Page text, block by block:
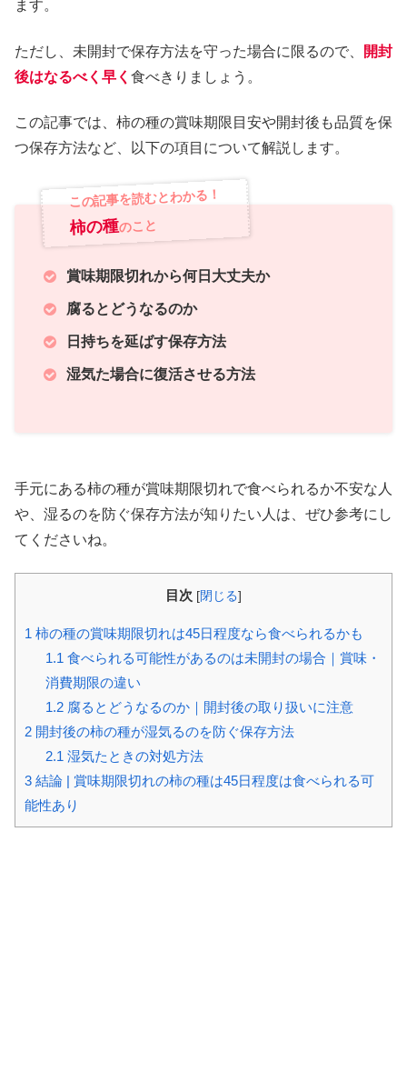
ます。
ただし、未開封で保存方法を守った場合に限るので、
開封
後はなるべく早く 食べきりましょう。
この記事では、柿の種の賞味期限目安や開封後も品質を保
つ保存方法など、以下の項目について解説します。
この記事を読むとわかる！
柿の種のこと
賞味期限切れから何日大丈夫か
腐るとどうなるのか
日持ちを延ばす保存方法
湿気た場合に復活させる方法
手元にある柿の種が賞味期限切れで食べられるか不安な人
や、湿るのを防ぐ保存方法が知りたい人は、ぜひ参考にし
てくださいね。
目次 [閉じる]
1 柿の種の賞味期限切れは45日程度なら食べられるかも
1.1 食べられる可能性があるのは未開封の場合｜賞味・
消費期限の違い
1.2腐るとどうなるのか｜開封後の取り扱いに注意
2 開封後の柿の種が湿気るのを防ぐ保存方法
2.1 湿気たときの対処方法
3 結論 | 賞味期限切れの柿の種は45日程度は食べられる可
能性あり